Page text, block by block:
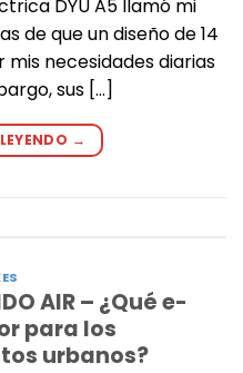
DYU A5 llamó mi
de que un diseño de 14
necesidades diarias
sus […]
→
AIR – ¿Qué e-
para los
urbanos?